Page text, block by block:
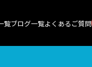
覧ブログ一覧よくあるご質問